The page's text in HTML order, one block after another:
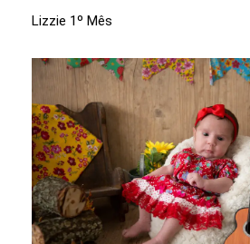
Lizzie 1º Mês